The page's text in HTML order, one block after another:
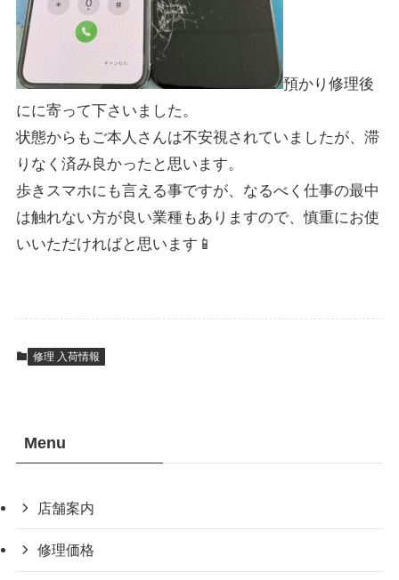
預かり修理後
にに寄って下さいました。
状態からもご本人さんは不安視されていましたが、滞
りなく済み良かったと思います。
歩きスマホにも言える事ですが、なるべく仕事の最中
は触れない方が良い業種もありますので、慎重にお使
いいただければと思います📱
修理 入荷情報
Menu
店舗案内
修理価格